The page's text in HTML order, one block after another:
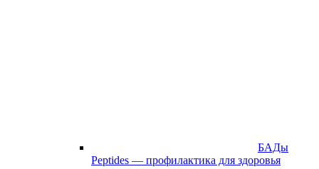
БАДы
Peptides — профилактика для здоровья